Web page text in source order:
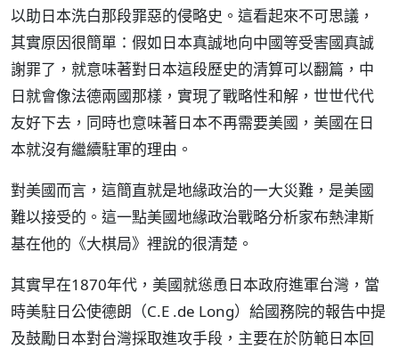
以助日本洗白那段罪惡的侵略史。這看起來不可思議，
其實原因很簡單：假如日本真誠地向中國等受害國真誠
謝罪了，就意味著對日本這段歷史的清算可以翻篇，中
日就會像法德兩國那樣，實現了戰略性和解，世世代代
友好下去，同時也意味著日本不再需要美國，美國在日
本就沒有繼續駐軍的理由。
對美國而言，這簡直就是地緣政治的一大災難，是美國
難以接受的。這一點美國地緣政治戰略分析家布熱津斯
基在他的《大棋局》裡說的很清楚。
其實早在1870年代，美國就慫恿日本政府進軍台灣，當
時美駐日公使德朗（C.E .de Long）給國務院的報告中提
及鼓勵日本對台灣採取進攻手段，主要在於防範日本回